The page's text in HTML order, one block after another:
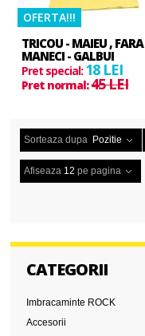
OFERTA!!!
TRICOU - MAIEU , FARA
MANECI - GALBUI
Pret special: 18 LEI
Pret normal:45 LEI
Sorteaza dupa Pozitie
Afiseaza 12 pe pagina
CATEGORII
Imbracaminte ROCK
Accesorii